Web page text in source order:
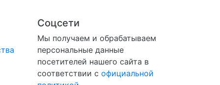
Соцсети
Мы получаем и обрабатываем
персональные данные
посетителей нашего сайта в
соответствии с официальной